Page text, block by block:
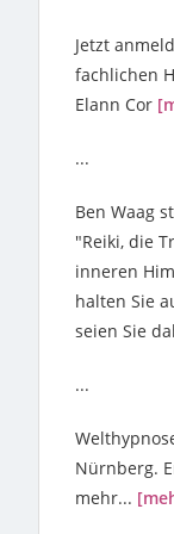
Jetzt
fachlichen
Elann Cor
...
Ben Waag
"Reiki, die
inneren
halten Sie
seien Sie
...
Nürnberg.
mehr...